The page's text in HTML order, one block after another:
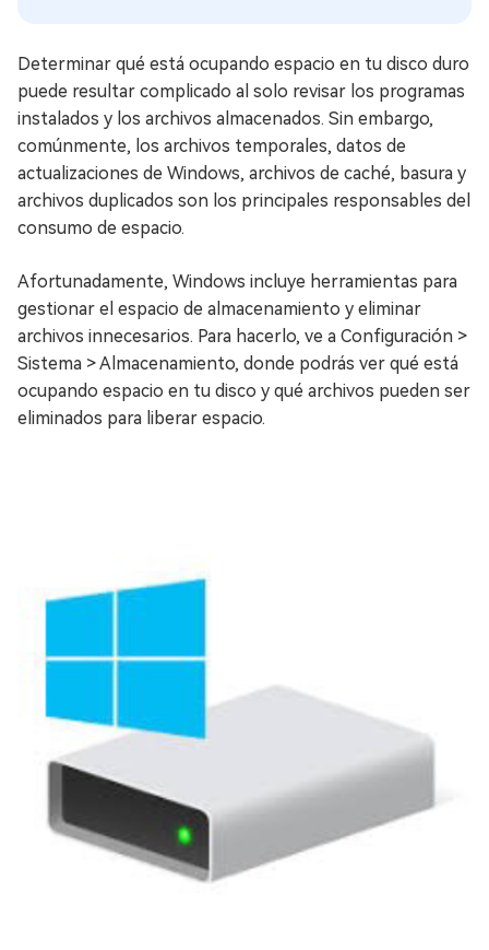
Determinar qué está ocupando espacio en tu disco duro
puede resultar complicado al solo revisar los programas
instalados y los archivos almacenados. Sin embargo,
comúnmente, los archivos temporales, datos de
actualizaciones de Windows, archivos de caché, basura y
archivos duplicados son los principales responsables del
consumo de espacio.
Afortunadamente, Windows incluye herramientas para
gestionar el espacio de almacenamiento y eliminar
archivos innecesarios. Para hacerlo, ve a Configuración >
Sistema > Almacenamiento, donde podrás ver qué está
ocupando espacio en tu disco y qué archivos pueden ser
eliminados para liberar espacio.